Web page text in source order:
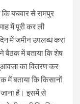
बघवार से रामपुर
में पूरी कर ली
में जमीन उपलब्ध करा
ने बैठक में बताया कि शेष
का वितरण कर
में बताया कि किसानों
है। इसमें से